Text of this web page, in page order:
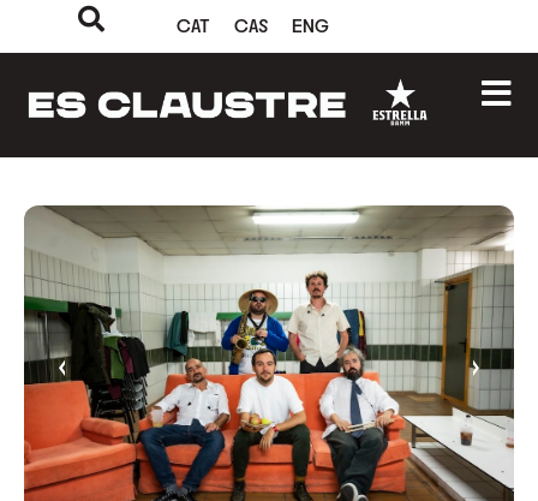
CAT CAS ENG
‹ ›